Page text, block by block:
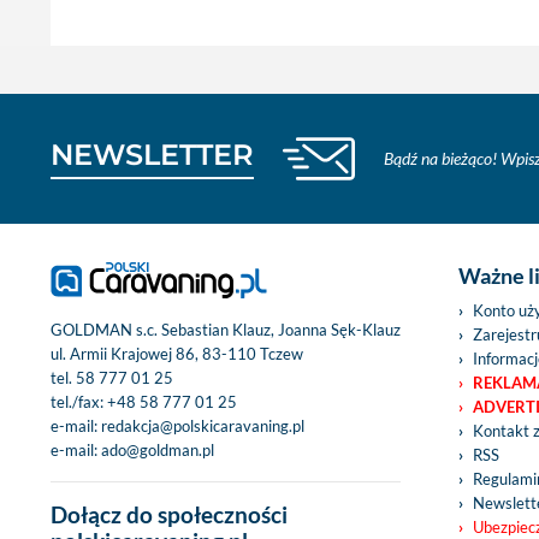
NEWSLETTER Bądź na bieżąco!
GOLDMAN s.c. Sebastian Klauz, Joanna Sęk-Klauz
ul. Armii Krajowej 86, 83-110 Tczew
tel. 58 777 01 25
tel./fax:+48 58 777 01 25
e-mail: redakcja@polskicaravaning.pl
e-mail:ado@goldman.pl
Dołącz do społeczności
Ważne
Konto
Kontakt
RSS